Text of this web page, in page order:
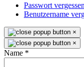
Passwort
Benutzername
×
×
Name *